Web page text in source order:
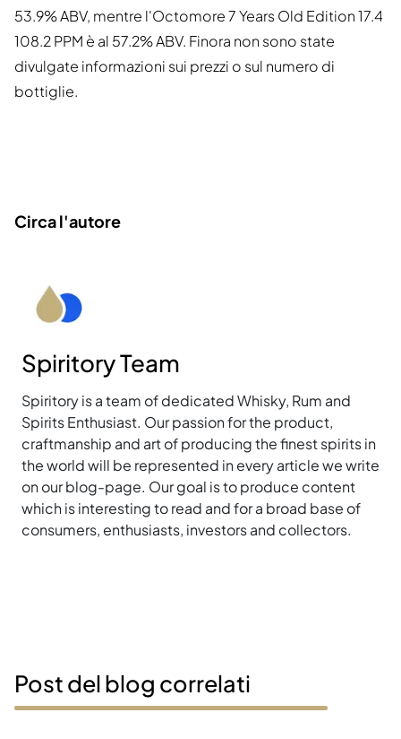
53.9% ABV, mentre l'Octomore 7 Years Old Edition 17.4
108.2 PPM è al 57.2% ABV. Finora non sono state
divulgate informazioni sui prezzi o sul numero di
bottiglie.
Circa l'autore
Spiritory Team
Spiritory is a team of dedicated Whisky, Rum and
Spirits Enthusiast. Our passion for the product,
craftmanship and art of producing the finest spirits in
the world will be represented in every article we write
on our blog-page. Our goal is to produce content
which is interesting to read and for a broad base of
consumers, enthusiasts, investors and collectors.
Post del blog correlati